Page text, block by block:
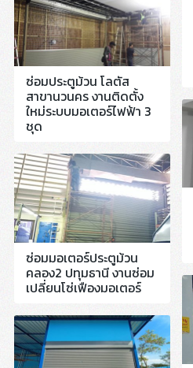
ซ่อมประตูม้วน โลตัส
สาขานวนคร งานติดตั้ง
ใหม่ระบบมอเตอร์ไฟฟ้า 3
ชุด
ซ่อมมอเตอร์ประตูม้วน
คลอง2 ปทุมธานี งานซ่อม
เปลี่ยนโซ่เฟืองมอเตอร์